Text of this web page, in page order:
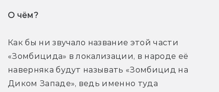
О чём?
Как бы ни звучало название этой части
«Зомбицида» в локализации, в народе её
наверняка будут называть «Зомбицид на
Диком Западе», ведь именно туда